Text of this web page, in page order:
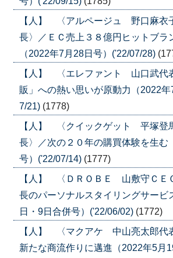
【人】 〈アルページュ 野口麻衣
長〉／ＥＣ売上３８億円ヒットブラ
（2022年7月28日号）('22/07/28)
【人】 〈エレファント 山口武代
販」への熱い思いが原動力（2022
7/21) (1778)
【人】 〈クイックゲット 平塚登
長〉／次の２０年の購買体験を生む
号）('22/07/14) (1777)
【人】 〈ＤＲＯＢＥ 山敷守ＣＥ
長のパーソナルスタイリングサービ
日・9日合併号）('22/06/02) (1772)
【人】 〈マクアケ 中山亮太郎代
新たな商流作りに邁進（2022年5月